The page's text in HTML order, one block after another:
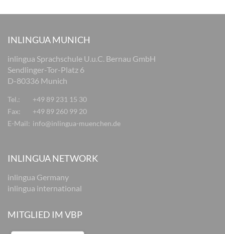
INLINGUA MUNICH
inlingua Sprachschule U.u.C. Bernau GmbH
Sendlinger-Tor-Platz 6
D-80336 Munich
Tel.:
+49 89 231 15 30
Fax:
+49 89 260 99 20
E-Mail: info@inlingua-muenchen.de
INLINGUA NETWORK
inlingua Germany
inlingua international
MITGLIED IM VBP